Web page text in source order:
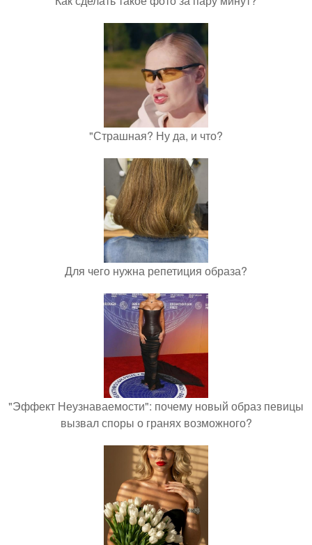
"Страшная? Ну да, и что?
Для чего нужна репетиция образа?
"Эффект Неузнаваемости": почему новый образ певицы
вызвал споры о гранях возможного?